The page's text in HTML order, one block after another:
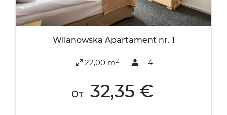
Wilanowska Apartament nr. 1
22,00 m2 4
От 32,35 €